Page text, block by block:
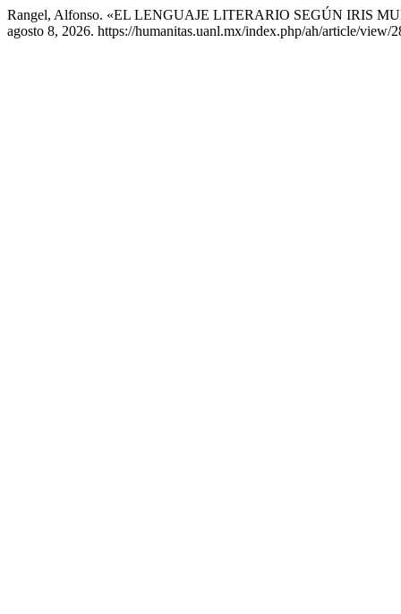
Rangel, Alfonso. «EL LENGUAJE LITERARIO SEGÚN IRIS
agosto 8, 2026. https://humanitas.uanl.mx/index.php/ah/article/view/